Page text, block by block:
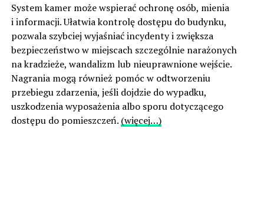
System kamer może wspierać ochronę osób, mienia
i informacji. Ułatwia kontrolę dostępu do budynku,
pozwala szybciej wyjaśniać incydenty i zwiększa
bezpieczeństwo w miejscach szczególnie narażonych
na kradzieże, wandalizm lub nieuprawnione wejście.
Nagrania mogą również pomóc w odtworzeniu
przebiegu zdarzenia, jeśli dojdzie do wypadku,
uszkodzenia wyposażenia albo sporu dotyczącego
dostępu do pomieszczeń. (więcej…)